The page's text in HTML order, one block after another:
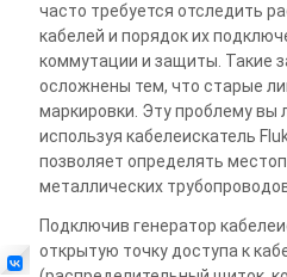
часто требуется отследить
кабелей и порядок их
коммутации и защиты. Такие
осложнены тем, что старые
маркировки. Эту проблему вы
используя кабелеискатель
позволяет определять
металлических трубопроводов
Подключив генератор
открытую точку доступа к